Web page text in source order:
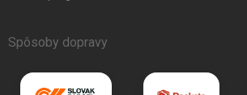
Spôsoby dopravy